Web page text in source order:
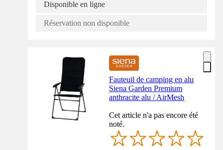
Disponible en ligne
Réservation non disponible
Fauteuil de camping en alu
Siena Garden Premium
anthracite alu / AirMesh
Cet article n'a pas encore été
noté.